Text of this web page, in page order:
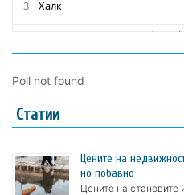
Poll not found
Статии
Цените на
но побавно
Цените на становите